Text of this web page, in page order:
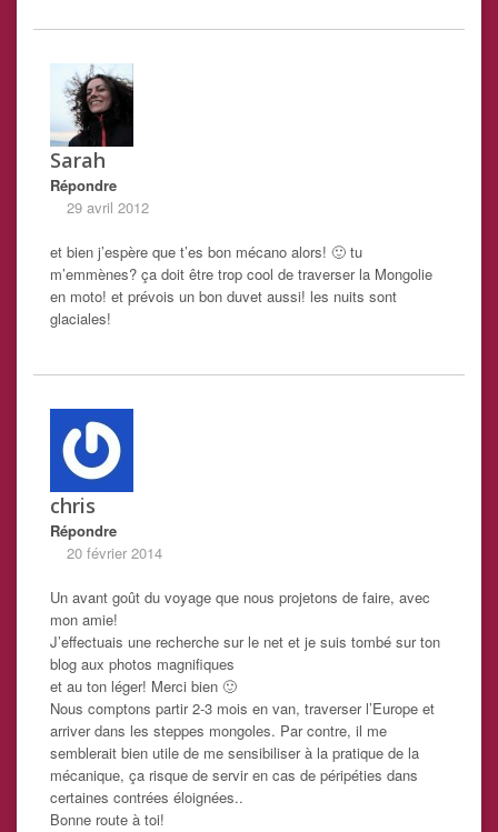
Sarah
Répondre
29 avril 2012
et bien j’espère que t’es bon mécano alors! 🙂 tu
m’emmènes? ça doit être trop cool de traverser la Mongolie
en moto! et prévois un bon duvet aussi! les nuits sont
glaciales!
chris
Répondre
20 février 2014
Un avant goût du voyage que nous projetons de faire, avec
mon amie!
J’effectuais une recherche sur le net et je suis tombé sur ton
blog aux photos magnifiques
et au ton léger! Merci bien 🙂
Nous comptons partir 2-3 mois en van, traverser l’Europe et
arriver dans les steppes mongoles. Par contre, il me
semblerait bien utile de me sensibiliser à la pratique de la
mécanique, ça risque de servir en cas de péripéties dans
certaines contrées éloignées..
Bonne route à toi!